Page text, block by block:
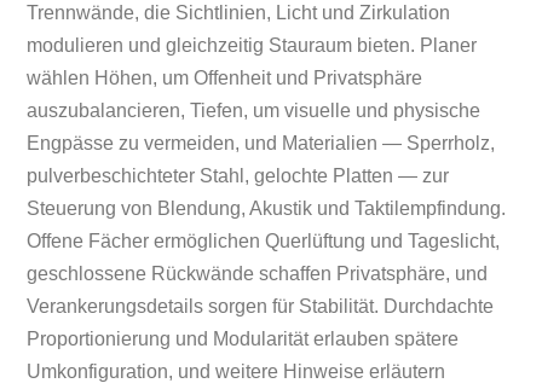
Trennwände, die Sichtlinien, Licht und Zirkulation
modulieren und gleichzeitig Stauraum bieten. Planer
wählen Höhen, um Offenheit und Privatsphäre
auszubalancieren, Tiefen, um visuelle und physische
Engpässe zu vermeiden, und Materialien — Sperrholz,
pulverbeschichteter Stahl, gelochte Platten — zur
Steuerung von Blendung, Akustik und Taktilempfindung.
Offene Fächer ermöglichen Querlüftung und Tageslicht,
geschlossene Rückwände schaffen Privatsphäre, und
Verankerungsdetails sorgen für Stabilität. Durchdachte
Proportionierung und Modularität erlauben spätere
Umkonfiguration, und weitere Hinweise erläutern